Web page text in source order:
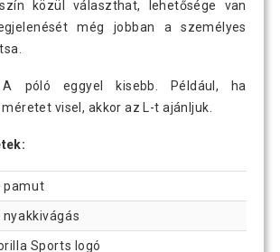
közül választhat, lehetősége van
még jobban a személyes
póló eggyel kisebb. Például, ha
visel, akkor az L-t ajánljuk.
pamut
Sports logó